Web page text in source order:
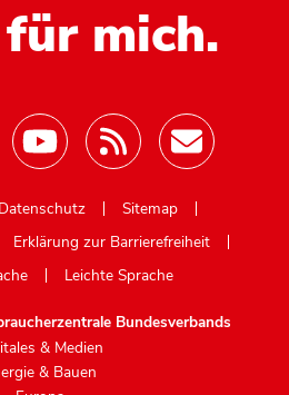
mich.
Datenschutz
Sitemap
Erklärung zur Barrierefreiheit
Leichte Sprache
Bundesverbands
& Medien
& Bauen